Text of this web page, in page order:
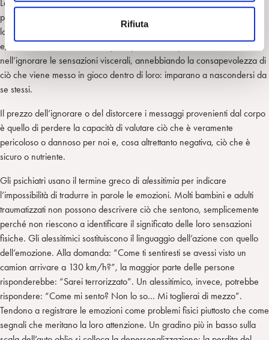
Rifiuta
Le persone traumatizzate si sentono continuamente in pericolo dentro il
proprio corpo: il passato vive informa di tormentoso disagio interiore. Il
loro corpo è costantemente bombardato da segnali viscerali di pericolo
e, nel tentativo di controllare questi processi, si specializzano
nell’ignorare le sensazioni viscerali, annebbiando la consapevolezza di
ciò che viene messo in gioco dentro di loro: imparano a nascondersi da
se stessi.
Il prezzo dell’ignorare o del distorcere i messaggi provenienti dal corpo
è quello di perdere la capacità di valutare ciò che è veramente
pericoloso o dannoso per noi e, cosa altrettanto negativa, ciò che è
sicuro o nutriente.
Gli psichiatri usano il termine greco di alessitimia per indicare
l’impossibilità di tradurre in parole le emozioni. Molti bambini e adulti
traumatizzati non possono descrivere ciò che sentono, semplicemente
perché non riescono a identificare il significato delle loro sensazioni
fisiche. Gli alessitimici sostituiscono il linguaggio dell’azione con quello
dell’emozione. Alla domanda: “Come ti sentiresti se avessi visto un
camion arrivare a 130 km/h?”, la maggior parte delle persone
risponderebbe: “Sarei terrorizzato”. Un alessitimico, invece, potrebbe
rispondere: “Come mi sento? Non lo so… Mi toglierai di mezzo”.
Tendono a registrare le emozioni come problemi fisici piuttosto che come
segnali che meritano la loro attenzione. Un gradino più in basso sulla